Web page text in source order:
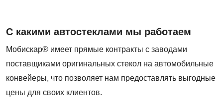
С какими автостеклами мы работаем
Мобискар® имеет прямые контракты с заводами
поставщиками оригинальных стекол на автомобильные
конвейеры, что позволяет нам предоставлять выгодные
цены для своих клиентов.